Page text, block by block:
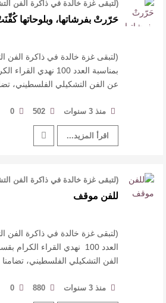
(لتبقى غزة خالدة في ذاكرة الفن
العدد 100 نهدي …
حَرّرتْ بفرشاتها، وبلوحاتها
(لتبقى غزة خالدة في ذاكرة الفن
بمناسبة العدد 100
عن الفن التشكيلي الفلسطيني،
منذ 3 سنوات 502
0
اقرأ المزيد...
(لتبقى غزة خالدة في ذاكرة الفن
العدد 100 نهدي القراء …
للفن موقف
(لتبقى غزة خالدة في ذاكرة الفن
العدد 100 نهدي القراء
الفن التشكيلي الفلسطيني، تضامنا
منذ 3 سنوات 880
0